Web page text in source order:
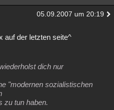
05.09.2007 um 20:19
auf der letzten seite^
dich nur
"modernen sozialistischen
zu tun haben.